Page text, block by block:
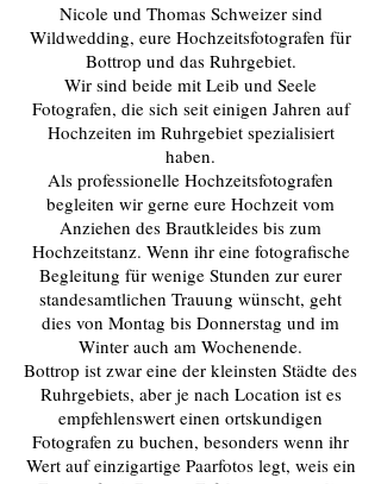
Nicole und Thomas Schweizer sind
Wildwedding, eure Hochzeitsfotografen für
Bottrop und das Ruhrgebiet.
Wir sind beide mit Leib und Seele
Fotografen, die sich seit einigen Jahren auf
Hochzeiten im Ruhrgebiet spezialisiert
haben.
Als professionelle Hochzeitsfotografen
begleiten wir gerne eure Hochzeit vom
Anziehen des Brautkleides bis zum
Hochzeitstanz. Wenn ihr eine fotografische
Begleitung für wenige Stunden zur eurer
standesamtlichen Trauung wünscht, geht
dies von Montag bis Donnerstag und im
Winter auch am Wochenende.
Bottrop ist zwar eine der kleinsten Städte des
Ruhrgebiets, aber je nach Location ist es
empfehlenswert einen ortskundigen
Fotografen zu buchen, besonders wenn ihr
Wert auf einzigartige Paarfotos legt, weis ein